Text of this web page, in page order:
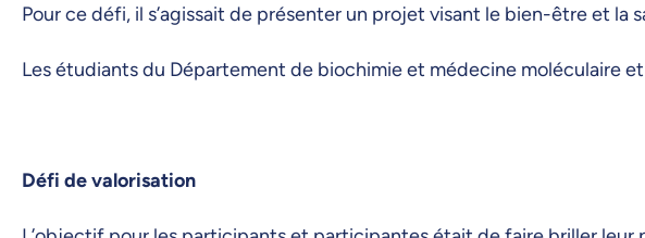
Pour ce défi, il s’agissait de présenter un projet visant le bien-être et la
Les étudiants du Département de biochimie et médecine moléculaire
Défi de valorisation